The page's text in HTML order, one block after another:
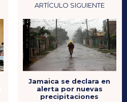
ARTÍCULO SIGUIENTE
Jamaica se declara en
alerta por nuevas
precipitaciones